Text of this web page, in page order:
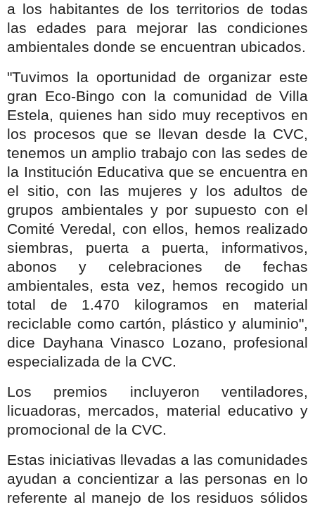
a los habitantes de los territorios de todas
las edades para mejorar las condiciones
ambientales donde se encuentran ubicados.
"Tuvimos la oportunidad de organizar este
gran Eco-Bingo con la comunidad de Villa
Estela, quienes han sido muy receptivos en
los procesos que se llevan desde la CVC,
tenemos un amplio trabajo con las sedes de
la Institución Educativa que se encuentra en
el sitio, con las mujeres y los adultos de
grupos ambientales y por supuesto con el
Comité Veredal, con ellos, hemos realizado
siembras, puerta a puerta, informativos,
abonos y celebraciones de fechas
ambientales, esta vez, hemos recogido un
total de 1.470 kilogramos en material
reciclable como cartón, plástico y aluminio",
dice Dayhana Vinasco Lozano, profesional
especializada de la CVC.
Los premios incluyeron ventiladores,
licuadoras, mercados, material educativo y
promocional de la CVC.
Estas iniciativas llevadas a las comunidades
ayudan a concientizar a las personas en lo
referente al manejo de los residuos sólidos